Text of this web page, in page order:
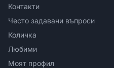
Контакти
Често задавани въпроси
Количка
Любими
Моят профил